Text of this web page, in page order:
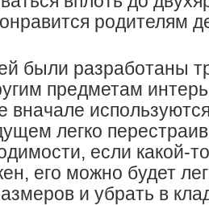
родителям
были разработаны
предметам
легко
если какой-
его можно будет
и убрать в